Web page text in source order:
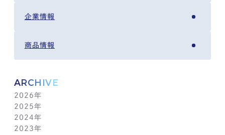
企業情報
商品情報
ARCHIVE
2026年
8月(4)
7月(14)
6月(5)
2025年
12月(6)
11月(5)
2024年
12月(7)
2023年